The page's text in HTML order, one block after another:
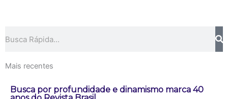
Mais recentes
Busca por profundidade e dinamismo marca 40